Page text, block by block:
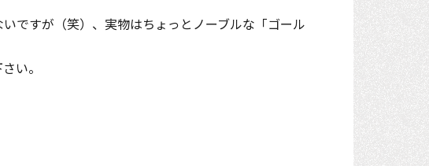
ですが（笑）、実物はちょっとノーブルな「ゴール
い。